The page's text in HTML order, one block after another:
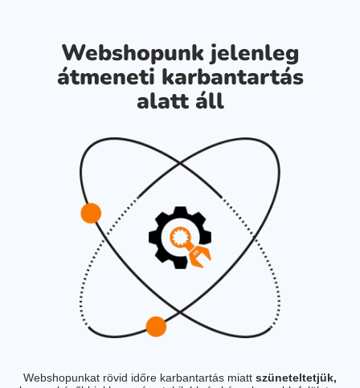
Webshopunk jelenleg
átmeneti karbantartás
alatt áll
Webshopunkat rövid időre karbantartás miatt szüneteltetjük,